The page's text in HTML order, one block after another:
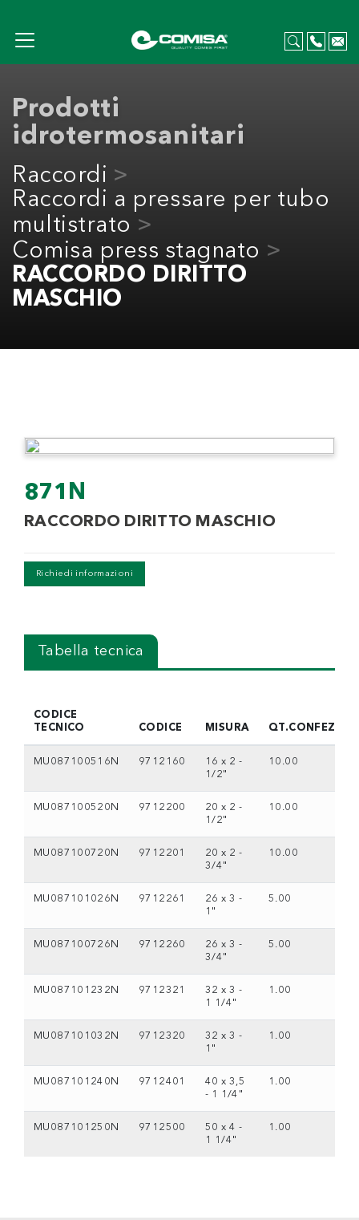
Prodotti
idrotermosanitari
Raccordi
Raccordi a pressare per tubo
multistrato
Comisa press stagnato
RACCORDO DIRITTO
MASCHIO
871N
RACCORDO DIRITTO MASCHIO
Richiedi informazioni
Tabella tecnica
CODICE
TECNICO
CODICE MISURA
MU087100516N 9712160
16 x 2 -
1/2"
10.00
MU087100520N 9712200
20 x 2 -
1/2"
10.00
MU087100720N 9712201
20 x 2 -
3/4"
10.00
MU087101026N 9712261
26 x 3 -
1"
5.00
MU087100726N 9712260
26 x 3 -
3/4"
5.00
MU087101232N 9712321
32 x 3 -
1 1/4"
1.00
MU087101032N 9712320
32 x 3 -
1"
1.00
MU087101240N 9712401
40 x 3,5
- 1 1/4"
1.00
MU087101250N 9712500
50 x 4 -
1 1/4"
1.00